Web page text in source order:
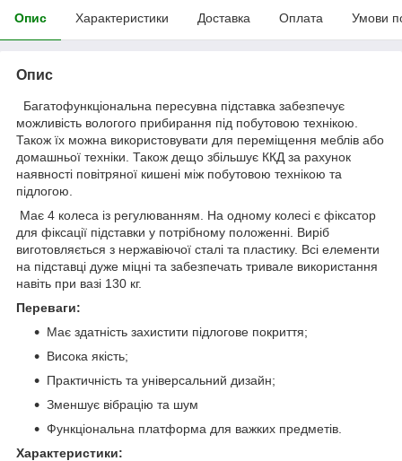
Опис Характеристики Доставка Оплата Умови
Опис
Багатофункціональна пересувна підставка забезпечує
можливість вологого прибирання під побутовою технікою.
Також їх можна використовувати для переміщення меблів або
домашньої техніки. Також дещо збільшує ККД за рахунок
наявності повітряної кишені між побутовою технікою та
підлогою.
Має 4 колеса із регулюванням. На одному колесі є фіксатор
для фіксації підставки у потрібному положенні. Виріб
виготовляється з нержавіючої сталі та пластику. Всі елементи
на підставці дуже міцні та забезпечать тривале використання
навіть при вазі 130 кг.
Переваги:
Має здатність захистити підлогове покриття;
Висока якість;
Практичність та універсальний дизайн;
Зменшує вібрацію та шум
Функціональна платформа для важких предметів.
Характеристики: